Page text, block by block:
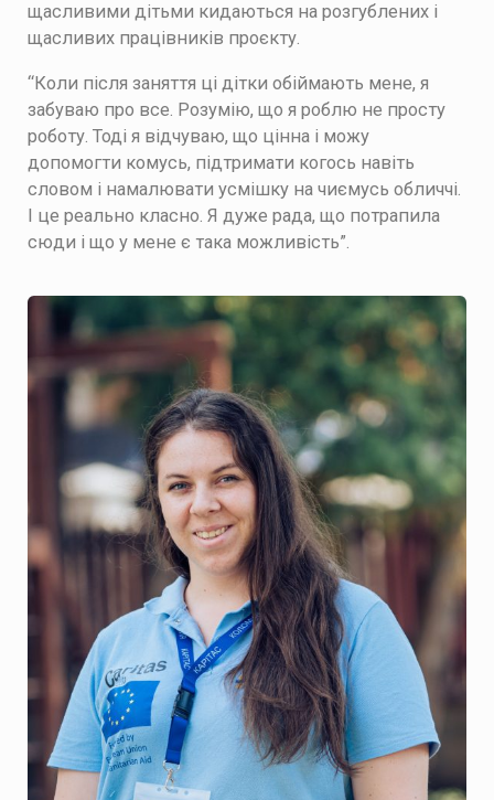
щасливими дітьми кидаються на розгублених і
щасливих працівників проєкту.
“Коли після заняття ці дітки обіймають мене, я
забуваю про все. Розумію, що я роблю не просту
роботу. Тоді я відчуваю, що цінна і можу
допомогти комусь, підтримати когось навіть
словом і намалювати усмішку на чиємусь обличчі.
І це реально класно. Я дуже рада, що потрапила
сюди і що у мене є така можливість”.